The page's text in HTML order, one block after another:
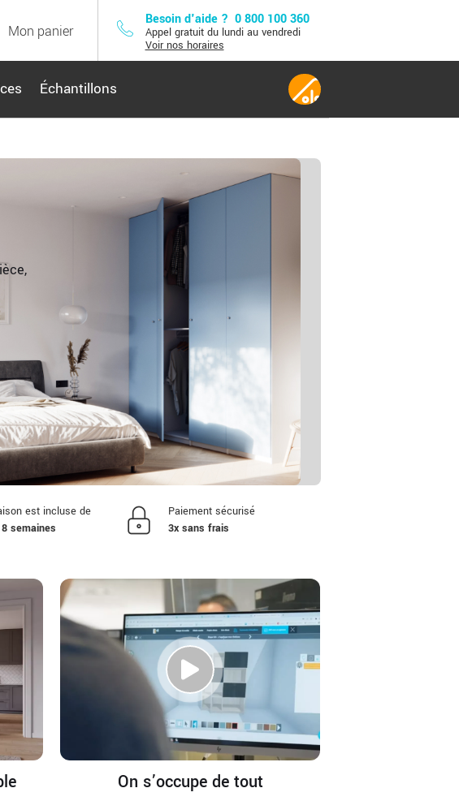
Mon panier
Besoin d'aide ? 0 800 100 360
Appel gratuit du lundi au vendredi
Voir nos horaires
Échantillons
est incluse de
semaines
Paiement sécurisé
3x sans frais
On s’occupe de tout